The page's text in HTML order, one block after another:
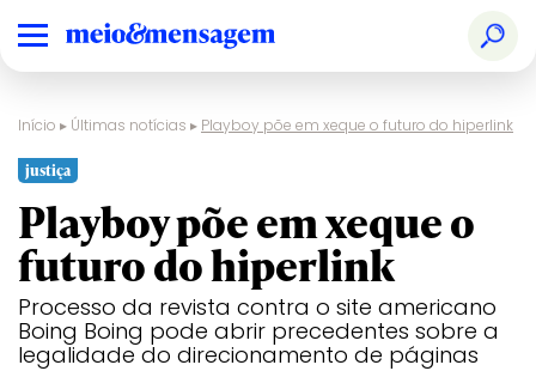
Início ▸ Últimas notícias ▸ Playboy põe em xeque o futuro do hiperlink
justiça
Playboy põe em xeque o
futuro do hiperlink
Processo da revista contra o site americano
Boing Boing pode abrir precedentes sobre a
legalidade do direcionamento de páginas